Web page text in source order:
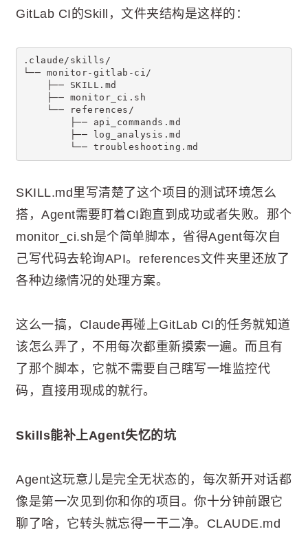
GitLab CI的Skill，文件夹结构是这样的：
.claude/skills/
└── monitor-gitlab-ci/
├── SKILL.md
├── monitor_ci.sh
└── references/
├── api_commands.md
├── log_analysis.md
└── troubleshooting.md
SKILL.md里写清楚了这个项目的测试环境怎么
搭，Agent需要盯着CI跑直到成功或者失败。那个
monitor_ci.sh是个简单脚本，省得Agent每次自
己写代码去轮询API。references文件夹里还放了
各种边缘情况的处理方案。
这么一搞，Claude再碰上GitLab CI的任务就知道
该怎么弄了，不用每次都重新摸索一遍。而且有
了那个脚本，它就不需要自己瞎写一堆监控代
码，直接用现成的就行。
Skills能补上Agent失忆的坑
Agent这玩意儿是完全无状态的，每次新开对话都
像是第一次见到你和你的项目。你十分钟前跟它
聊了啥，它转头就忘得一干二净。CLAUDE.md